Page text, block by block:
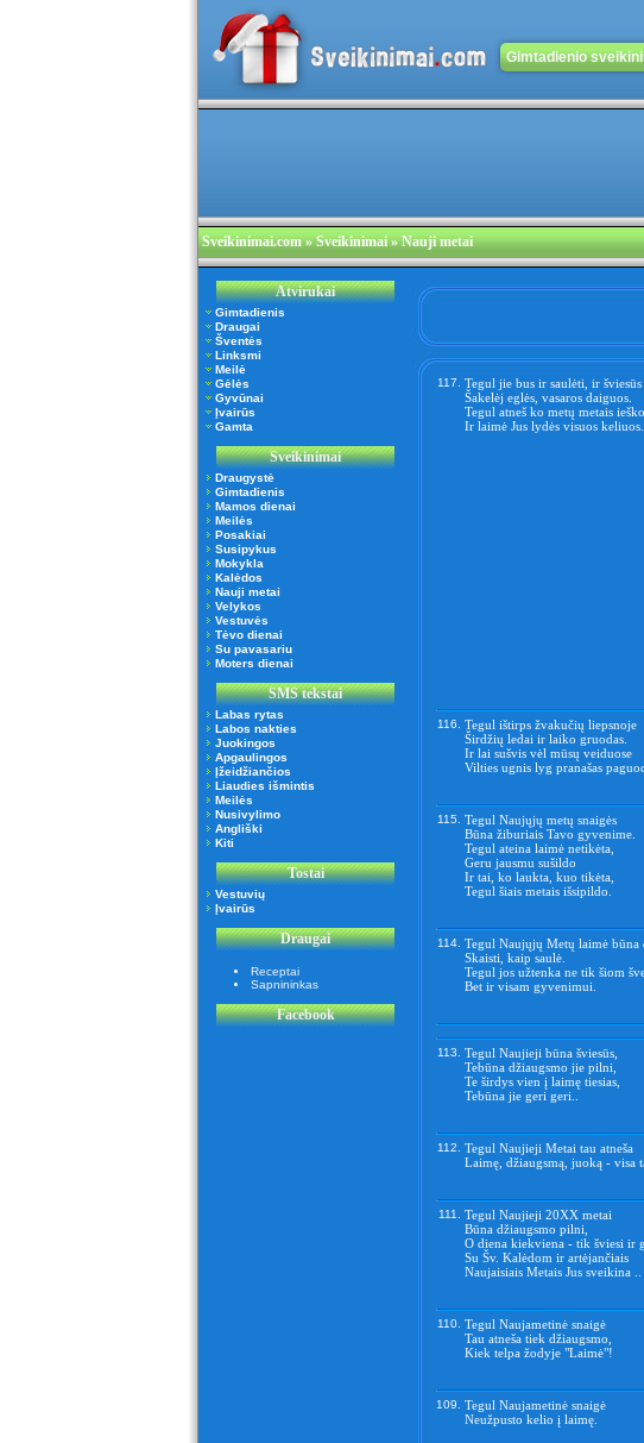
Gimtadienio
Sveikinimai.com» Sveikinimai » Nauji metai
Atvirukai
Gimtadienis
Draugai
Šventės
Linksmi
Meilė
Gėlės
Gyvūnai
Įvairūs
Gamta
Sveikinimai
Draugystė
Gimtadienis
Mamos dienai
Meilės
Posakiai
Susipykus
Mokykla
Kalėdos
Nauji metai
Velykos
Vestuvės
Tėvo dienai
Su pavasariu
Moters dienai
SMS tekstai
Labas rytas
Labos nakties
Juokingos
Apgaulingos
Įžeidžiančios
Liaudies išmintis
Meilės
Nusivylimo
Angliški
Kiti
Tostai
Vestuvių
Įvairūs
Draugai
Receptai
Sapnininkas
Facebook
117. Tegul jie bus ir saulėti, ir šviesūs
Šakelėj eglės, vasaros daiguos.
Tegul atneš ko metų metais
Ir laimė Jus lydės visuos keliuos.
116. Tegul ištirps žvakučių liepsnoje
Širdžių ledai ir laiko gruodas.
Ir lai sušvis vėl mūsų veiduose
Vilties ugnis lyg pranašas
115. Tegul Naujųjų metų snaigės
Būna žiburiais Tavo gyvenime.
Tegul ateina laimė netikėta,
Geru jausmu sušildo
Ir tai, ko laukta, kuo tikėta,
Tegul šiais metais išsipildo.
114. Tegul Naujųjų Metų laimė būna
Skaisti, kaip saulė.
Tegul jos užtenka ne tik šiom
Bet ir visam gyvenimui.
113. Tegul Naujieji būna šviesūs,
Tebūna džiaugsmo jie pilni,
Te širdys vien į laimę tiesias,
Tebūna jie geri geri..
112. Tegul Naujieji Metai tau atneša
Laimę, džiaugsmą, juoką - visa
111. Tegul Naujieji 20XX metai
Būna džiaugsmo pilni,
O diena kiekviena - tik šviesi ir
Su Šv. Kalėdom ir artėjančiais
Naujaisiais Metais Jus sveikina ..
110. Tegul Naujametinė snaigė
Tau atneša tiek džiaugsmo,
Kiek telpa žodyje "Laimė"!
109. Tegul Naujametinė snaigė
Neužpusto kelio į laimę.